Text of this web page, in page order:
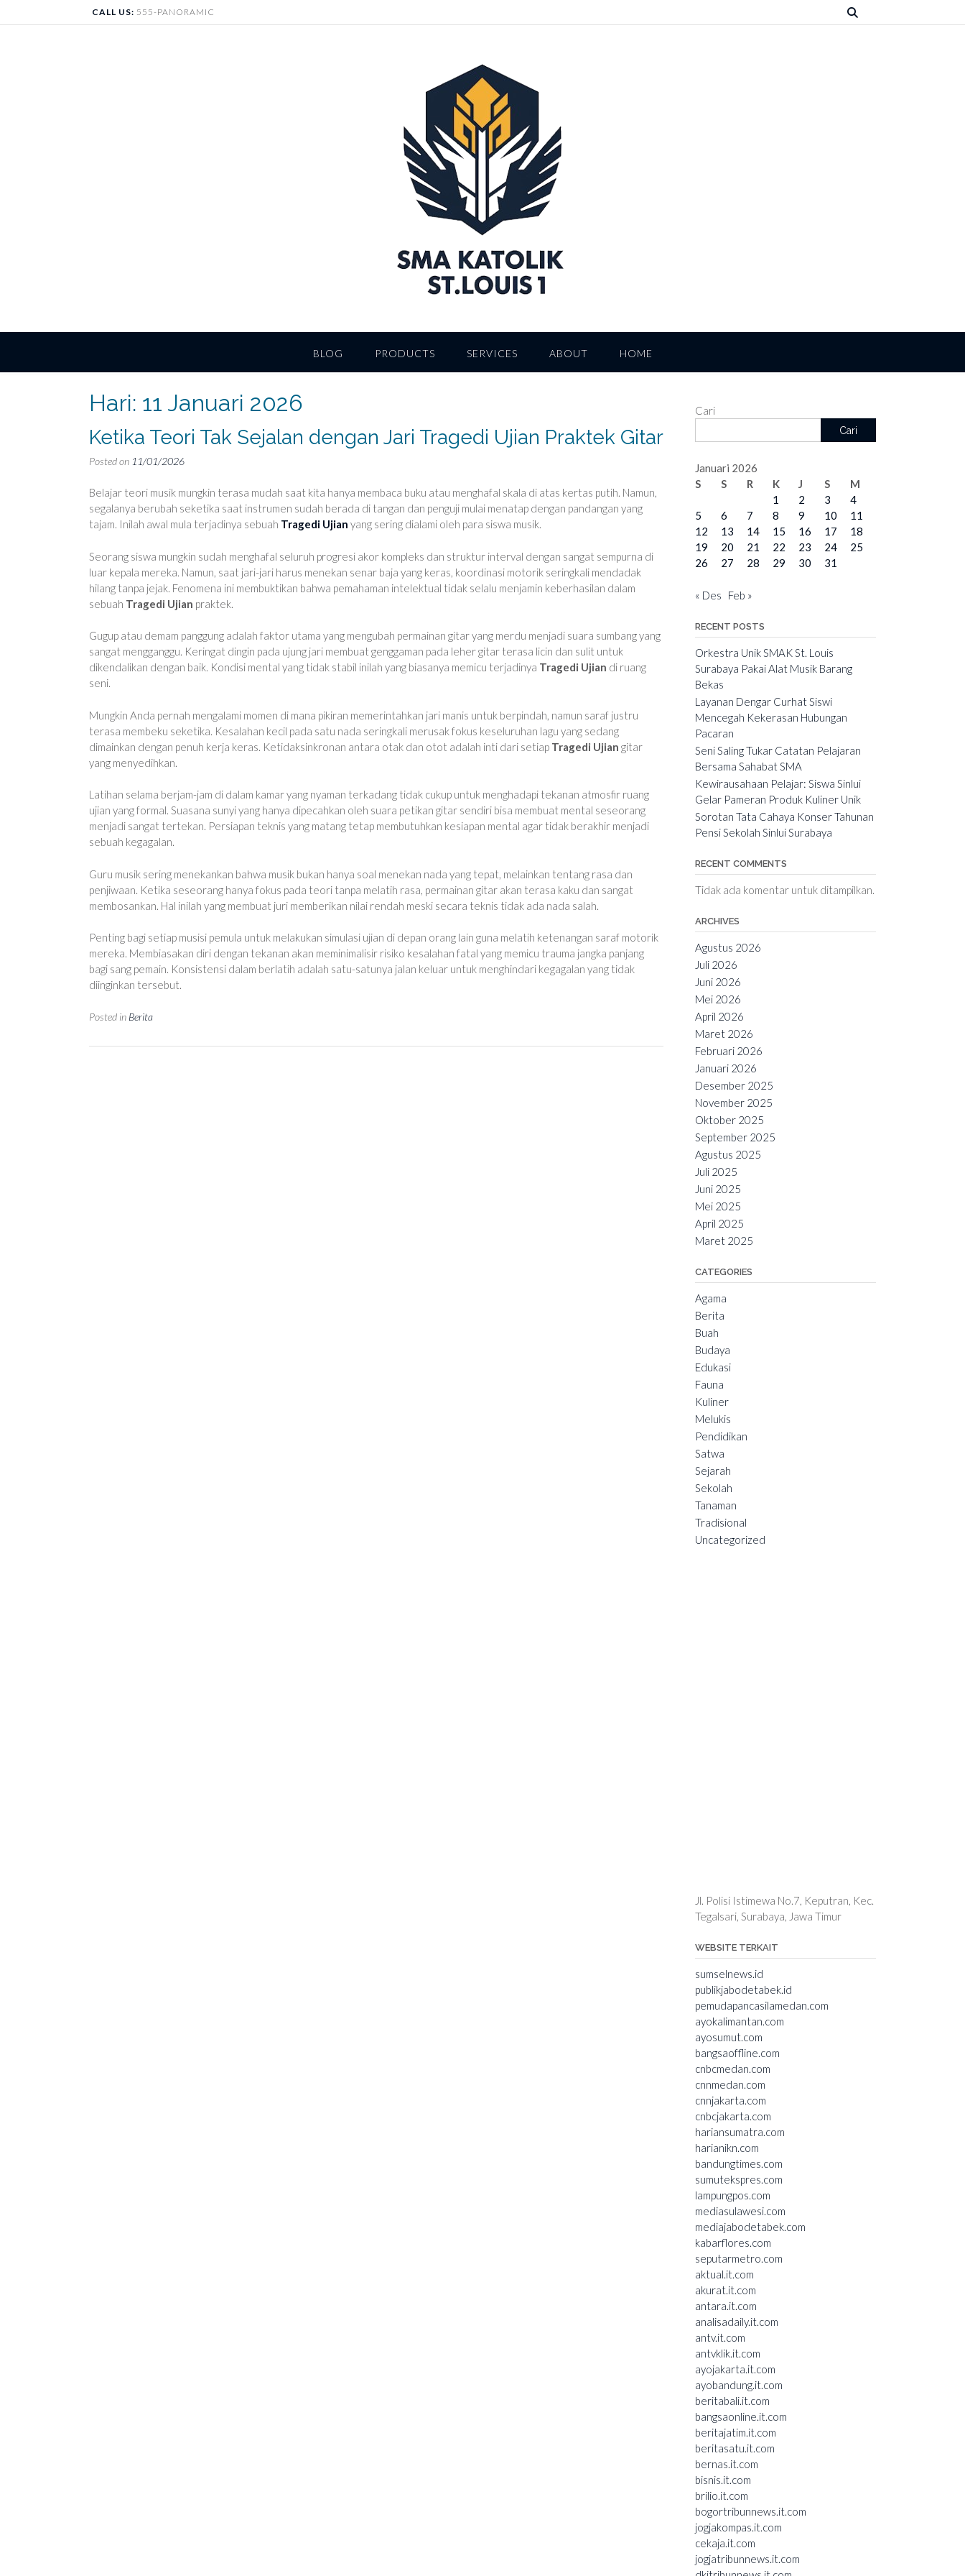
to
CALL US: 555-PANORAMIC
BLOG PRODUCTS SERVICES ABOUT HOME
Hari: 11 Januari 2026
Ketika Teori Tak Sejalan dengan Jari Tragedi Ujian Praktek Gitar
Posted on 11/01/2026
Belajar teori musik mungkin terasa mudah saat kita hanya membaca buku atau menghafal skala di atas kertas putih. Namun,
segalanya berubah seketika saat instrumen sudah berada di tangan dan penguji mulai menatap dengan pandangan yang
tajam. Inilah awal mula terjadinya sebuah Tragedi Ujian yang sering dialami oleh para siswa musik.
Seorang siswa mungkin sudah menghafal seluruh progresi akor kompleks dan struktur interval dengan sangat sempurna di
luar kepala mereka. Namun, saat jari-jari harus menekan senar baja yang keras, koordinasi motorik seringkali mendadak
hilang tanpa jejak. Fenomena ini membuktikan bahwa pemahaman intelektual tidak selalu menjamin keberhasilan dalam
sebuah Tragedi Ujian praktek.
Gugup atau demam panggung adalah faktor utama yang mengubah permainan gitar yang merdu menjadi suara sumbang yang
sangat mengganggu. Keringat dingin pada ujung jari membuat genggaman pada leher gitar terasa licin dan sulit untuk
dikendalikan dengan baik. Kondisi mental yang tidak stabil inilah yang biasanya memicu terjadinya Tragedi Ujian di ruang
seni.
Mungkin Anda pernah mengalami momen di mana pikiran memerintahkan jari manis untuk berpindah, namun saraf justru
terasa membeku seketika. Kesalahan kecil pada satu nada seringkali merusak fokus keseluruhan lagu yang sedang
dimainkan dengan penuh kerja keras. Ketidaksinkronan antara otak dan otot adalah inti dari setiap Tragedi Ujian gitar
yang menyedihkan.
Latihan selama berjam-jam di dalam kamar yang nyaman terkadang tidak cukup untuk menghadapi tekanan atmosfir ruang
ujian yang formal. Suasana sunyi yang hanya dipecahkan oleh suara petikan gitar sendiri bisa membuat mental seseorang
menjadi sangat tertekan. Persiapan teknis yang matang tetap membutuhkan kesiapan mental agar tidak berakhir menjadi
sebuah kegagalan.
Guru musik sering menekankan bahwa musik bukan hanya soal menekan nada yang tepat, melainkan tentang rasa dan
penjiwaan. Ketika seseorang hanya fokus pada teori tanpa melatih rasa, permainan gitar akan terasa kaku dan sangat
membosankan. Hal inilah yang membuat juri memberikan nilai rendah meski secara teknis tidak ada nada salah.
Penting bagi setiap musisi pemula untuk melakukan simulasi ujian di depan orang lain guna melatih ketenangan saraf motorik
mereka. Membiasakan diri dengan tekanan akan meminimalisir risiko kesalahan fatal yang memicu trauma jangka panjang
bagi sang pemain. Konsistensi dalam berlatih adalah satu-satunya jalan keluar untuk menghindari kegagalan yang tidak
diinginkan tersebut.
Posted in Berita
Cari
Cari
Januari 2026
S
S R K J S
M
1
2 3
4
5
6 7 8 9 10
11
12
13 14 15 16 17
18
19
20 21 22 23 24
25
26
27 28 29 30 31
« Des Feb »
RECENT POSTS
Orkestra Unik SMAK St. Louis
Surabaya Pakai Alat Musik Barang
Bekas
Layanan Dengar Curhat Siswi
Mencegah Kekerasan Hubungan
Pacaran
Seni Saling Tukar Catatan Pelajaran
Bersama Sahabat SMA
Kewirausahaan Pelajar: Siswa Sinlui
Gelar Pameran Produk Kuliner Unik
Sorotan Tata Cahaya Konser Tahunan
Pensi Sekolah Sinlui Surabaya
RECENT COMMENTS
Tidak ada komentar untuk ditampilkan.
ARCHIVES
Agustus 2026
Juli 2026
Juni 2026
Mei 2026
April 2026
Maret 2026
Februari 2026
Januari 2026
Desember 2025
November 2025
Oktober 2025
September 2025
Agustus 2025
Juli 2025
Juni 2025
Mei 2025
April 2025
Maret 2025
CATEGORIES
Agama
Berita
Buah
Budaya
Edukasi
Fauna
Kuliner
Melukis
Pendidikan
Satwa
Sejarah
Sekolah
Tanaman
Tradisional
Uncategorized
Jl. Polisi Istimewa No.7, Keputran, Kec.
Tegalsari, Surabaya, Jawa Timur
WEBSITE TERKAIT
sumselnews.id
publikjabodetabek.id
pemudapancasilamedan.com
ayokalimantan.com
ayosumut.com
bangsaoffline.com
cnbcmedan.com
cnnmedan.com
cnnjakarta.com
cnbcjakarta.com
hariansumatra.com
harianikn.com
bandungtimes.com
sumutekspres.com
lampungpos.com
mediasulawesi.com
mediajabodetabek.com
kabarflores.com
seputarmetro.com
aktual.it.com
akurat.it.com
antara.it.com
analisadaily.it.com
antv.it.com
antvklik.it.com
ayojakarta.it.com
ayobandung.it.com
beritabali.it.com
bangsaonline.it.com
beritajatim.it.com
beritasatu.it.com
bernas.it.com
bisnis.it.com
brilio.it.com
bogortribunnews.it.com
jogjakompas.it.com
cekaja.it.com
jogjatribunnews.it.com